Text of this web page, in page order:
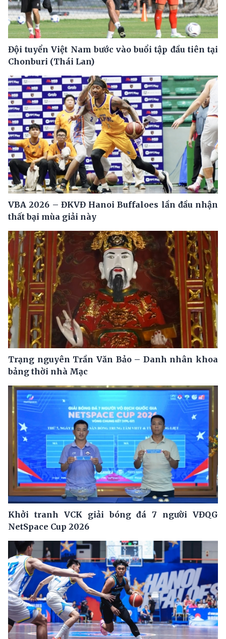
Đội tuyển Việt Nam bước vào buổi tập đầu tiên tại
Chonburi (Thái Lan)
VBA 2026 – ĐKVĐ Hanoi Buffaloes lần đầu nhận
thất bại mùa giải này
Trạng nguyên Trần Văn Bảo – Danh nhân khoa
bảng thời nhà Mạc
Khởi tranh VCK giải bóng đá 7 người VĐQG
NetSpace Cup 2026